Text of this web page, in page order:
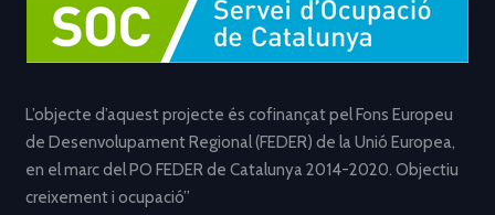
L’objecte d’aquest projecte és cofinançat pel Fons Europeu
de Desenvolupament Regional (FEDER) de la Unió Europea,
en el marc del PO FEDER de Catalunya 2014-2020. Objectiu
creixement i ocupació”